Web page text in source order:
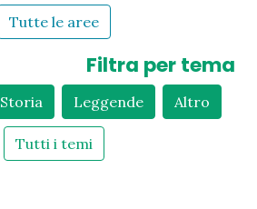
Tutte le aree
Filtra per tema
Storia Leggende Altro
Tutti i temi